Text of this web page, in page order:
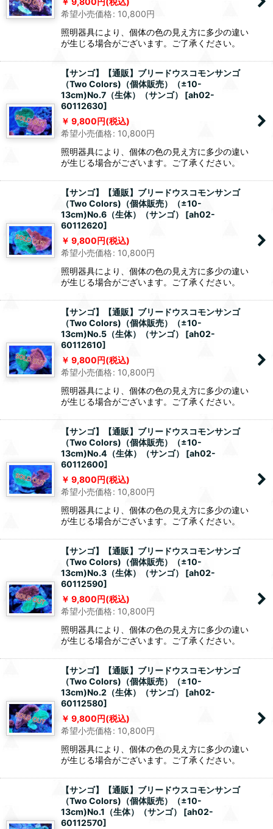
希望小売価格: 10,800円
照明器具により、個体の色の見え方に多少の違い
が生じる場合がございます。ご了承ください。
【サンゴ】【通販】ブリードウスコモンサンゴ
（Two Colors)（個体販売）（±10-
13cm)No.7（生体）（サンゴ）
[ah02-
60112630]
9,800円(税込)
希望小売価格: 10,800円
照明器具により、個体の色の見え方に多少の違い
が生じる場合がございます。ご了承ください。
【サンゴ】【通販】ブリードウスコモンサンゴ
（Two Colors)（個体販売）（±10-
13cm)No.6（生体）（サンゴ）
[ah02-
60112620]
9,800円(税込)
希望小売価格: 10,800円
照明器具により、個体の色の見え方に多少の違い
が生じる場合がございます。ご了承ください。
【サンゴ】【通販】ブリードウスコモンサンゴ
（Two Colors)（個体販売）（±10-
13cm)No.5（生体）（サンゴ）
[ah02-
60112610]
9,800円(税込)
希望小売価格: 10,800円
照明器具により、個体の色の見え方に多少の違い
が生じる場合がございます。ご了承ください。
【サンゴ】【通販】ブリードウスコモンサンゴ
（Two Colors)（個体販売）（±10-
13cm)No.4（生体）（サンゴ）
[ah02-
60112600]
9,800円(税込)
希望小売価格: 10,800円
照明器具により、個体の色の見え方に多少の違い
が生じる場合がございます。ご了承ください。
【サンゴ】【通販】ブリードウスコモンサンゴ
（Two Colors)（個体販売）（±10-
13cm)No.3（生体）（サンゴ）
[ah02-
60112590]
9,800円(税込)
希望小売価格: 10,800円
照明器具により、個体の色の見え方に多少の違い
が生じる場合がございます。ご了承ください。
【サンゴ】【通販】ブリードウスコモンサンゴ
（Two Colors)（個体販売）（±10-
13cm)No.2（生体）（サンゴ）
[ah02-
60112580]
9,800円(税込)
希望小売価格: 10,800円
照明器具により、個体の色の見え方に多少の違い
が生じる場合がございます。ご了承ください。
【サンゴ】【通販】ブリードウスコモンサンゴ
（Two Colors)（個体販売）（±10-
13cm)No.1（生体）（サンゴ）
[ah02-
60112570]